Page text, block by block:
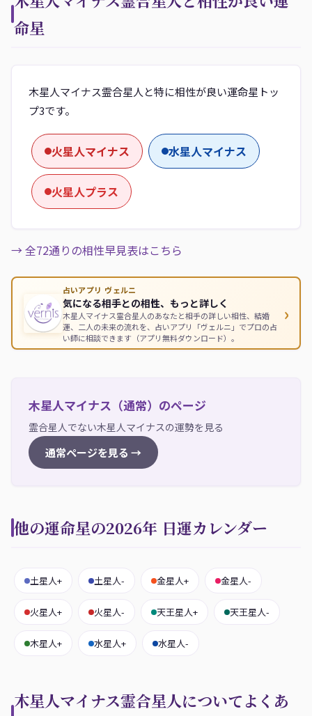
命星
木星人マイナス霊合星人と特に相性が良い運命星トッ
プ3です。
火星人マイナス 水星人マイナス
火星人プラス
→ 全72通りの相性早見表はこちら
占いアプリ ヴェルニ
気になる相手との相性、もっと詳しく
木星人マイナス霊合星人のあなたと相手の詳しい相性、結婚
運、二人の未来の流れを、占いアプリ「ヴェルニ」でプロの占
い師に相談できます（アプリ無料ダウンロード）。
›
木星人マイナス（通常）のページ
霊合星人でない木星人マイナスの運勢を見る
通常ページを見る →
他の運命星の2026年 日運カレンダー
土星人+ 土星人- 金星人+ 金星人-
火星人+ 火星人- 天王星人+ 天王星人-
木星人+ 水星人+ 水星人-
木星人マイナス霊合星人についてよくあ